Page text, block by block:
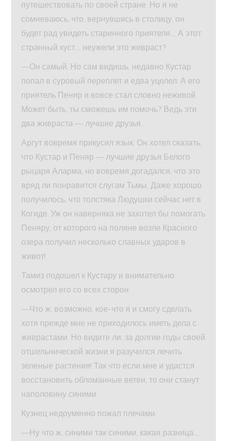
путешествовать по своей стране. Но я не
сомневаюсь, что, вернувшись в столицу, он
будет рад увидеть старинного приятеля… А этот
странный куст… неужели это живраст?
—Он самый. Но сам видишь, недавно Кустар
попал в суровый переплет и едва уцелел. А его
приятель Пеняр и вовсе стал словно неживой.
Может быть, ты сможешь им помочь? Ведь эти
два живраста — лучшие друзья…
Аргут вовремя прикусил язык. Он хотел сказать,
что Кустар и Пеняр — лучшие друзья Белого
рыцаря Аларма, но вовремя догадался, что это
вряд ли понравится слугам Тьмы. Даже хорошо
получилось, что толстяка Людушки сейчас нет в
Когиде. Уж он наверняка не захотел бы помогать
Пеняру, от которого на поляне возле Красного
озера получил несколько славных ударов в
живот!
Тамиз подошел к Кустару и внимательно
осмотрел его со всех сторон.
—Что ж, возможно, кое-что я и смогу сделать,
хотя прежде мне не приходилось иметь дела с
живрастами. Но видите ли, за долгие годы своей
отшельнической жизни я разучился лечить
зеленые растения! Так что если мне и удастся
восстановить обломанные ветви, то они станут
наполовину синими.
Кузнец недоуменно пожал плечами.
—Ну что ж, синими так синими, какая разница…